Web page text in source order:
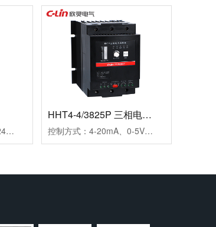
工作电源：DC24V；AC24V、AC220V、AC380V延时范围：0.99s、9.9s、99s、9.9m、99m、99h99.9s、999s、99.9m、999m、999h重复误差：≤1%工作模式：通电延时触点形式：两组延时触点触点容量：3AAC250V(阻性)外形尺寸：45×82×90mm开孔尺寸：56-2×Φ4.5mm安装方式：装置式或35mm导轨式
HHT4-4/3825P 三相电力调整器
控制方式：4-20mA、0-5V、0-10V三种方式可选输出方式：相位输出，移相范围0-150°负载电压：三相440VAC（三相三线）负载电流：25A保护功能：快速熔断器报警功能：断相、超温，继电器输出(1A/250VAC)介质耐压：≥2000VAC显示功能：LED面板显示SCR输出百分比及工作状态指示安装方式：螺栓安装使用负载：定阻抗电热丝、IR远红外线、UV灯管等外型尺寸：150×130×175mm安装尺寸：80×116mm(4-M5)冷却方式：自然冷却